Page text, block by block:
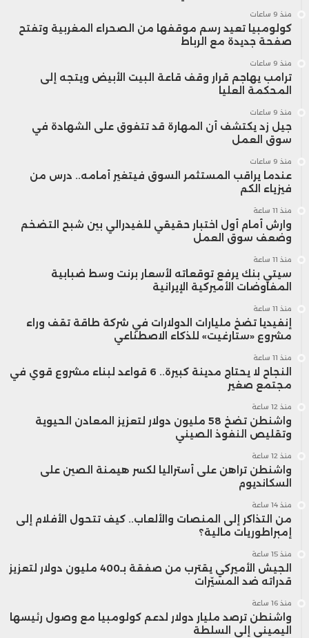
الولايات المتحدة في تشجيع المستثمرين
الأمريكيين.
كما تمت الإشارة إلى أن الإصلاحات
الاقتصادية المغربية، مثل خطة المغرب
الأخضر، كانت ذات نتائج مختلطة، على الرغم
من إشادة منظمة التجارة العالمية بجهود
المملكة في تحسين نظامها التجاري.
منذ 9 ساعات
كولومبيا تعيد رسم موقفها من الصحراء المغربية وتفتح
صفحة جديدة مع الرباط
منذ 9 ساعات
ترامب يهاجم قرار وقف قاعة البيت الأبيض ويتجه إلى
المحكمة العليا
منذ 9 ساعات
جيل زد يكتشف أن المهارة قد تتفوق على الشهادة في
سوق العمل
منذ 9 ساعات
عندما يراقب المستثمر السوق فيتغير أمامه.. درس من
فيزياء الكم
منذ 11 ساعة
وارش أمام أول اختبار حقيقي للفيدرالي بين شبح التضخم
وضعف سوق العمل
منذ 11 ساعة
سيتي بنك يرفع توقعاته لأسعار برنت وسط ضبابية
المفاوضات الأميركية الإيرانية
منذ 11 ساعة
إنفيديا تضخ مليارات الدولارات في شركة طاقة تقف وراء
مشروع «ستارغيت» للذكاء الاصطناعي
منذ 11 ساعة
النجاح لا يحتاج مدينة كبيرة.. 6 قواعد لبناء مشروع قوي في
مجتمع صغير
منذ 12 ساعة
واشنطن تضخ 58 مليون دولار لتعزيز المعادن الحيوية
وتقليص النفوذ الصيني
منذ 12 ساعة
واشنطن تراهن على أستراليا لكسر هيمنة الصين على
السكانديوم
منذ 14 ساعة
من التذاكر إلى المنصات والألعاب.. كيف تتحول الأفلام إلى
إمبراطوريات مالية؟
منذ 15 ساعة
الجيش الأميركي يقترب من صفقة بـ400 مليون دولار لتعزيز
قدراته ضد المسيّرات
منذ 16 ساعة
واشنطن ترصد مليار دولار لدعم كولومبيا مع وصول رئيسها
اليميني إلى السلطة